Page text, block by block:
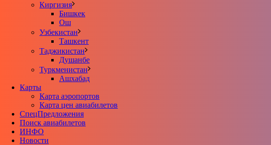
Киргизия
Бишкек
Ош
Узбекистан
Ташкент
Таджикистан
Душанбе
Туркменистан
Ашхабад
Карты
Карта аэропортов
Карта цен авиабилетов
CпецПредложения
Поиск авиабилетов
ИНФО
Новости